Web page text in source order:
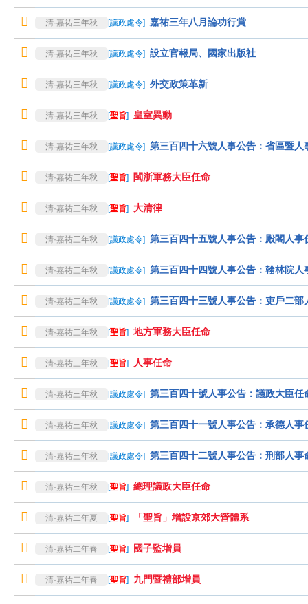
清·嘉祐三年秋 [議政處令] 嘉祐三年八月論功行賞
清·嘉祐三年秋 [議政處令] 設立官報局、國家出版社
清·嘉祐三年秋 [議政處令] 外交政策革新
清·嘉祐三年秋 [聖旨] 皇室異動
清·嘉祐三年秋 [議政處令] 第三百四十六號人事公告：省區暨人
清·嘉祐三年秋 [聖旨] 閩浙軍務大臣任命
清·嘉祐三年秋 [聖旨] 大清律
清·嘉祐三年秋 [議政處令] 第三百四十五號人事公告：殿閣人事
清·嘉祐三年秋 [議政處令] 第三百四十四號人事公告：翰林院人
清·嘉祐三年秋 [議政處令] 第三百四十三號人事公告：吏戶二部
清·嘉祐三年秋 [聖旨] 地方軍務大臣任命
清·嘉祐三年秋 [聖旨] 人事任命
清·嘉祐三年秋 [議政處令] 第三百四十號人事公告：議政大臣任
清·嘉祐三年秋 [議政處令] 第三百四十一號人事公告：承德人事
清·嘉祐三年秋 [議政處令] 第三百四十二號人事公告：刑部人事
清·嘉祐三年秋 [聖旨] 總理議政大臣任命
清·嘉祐二年夏 [聖旨] 「聖旨」增設京郊大營體系
清·嘉祐二年春 [聖旨] 國子監增員
清·嘉祐二年春 [聖旨] 九門暨禮部增員